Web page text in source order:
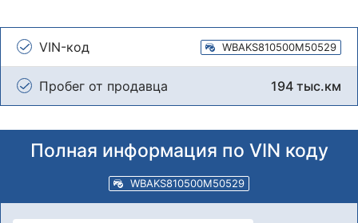
VIN-код WBAKS810500M50529
Пробег от продавца 194 тыс.км
Полная информация по VIN коду
WBAKS810500M50529